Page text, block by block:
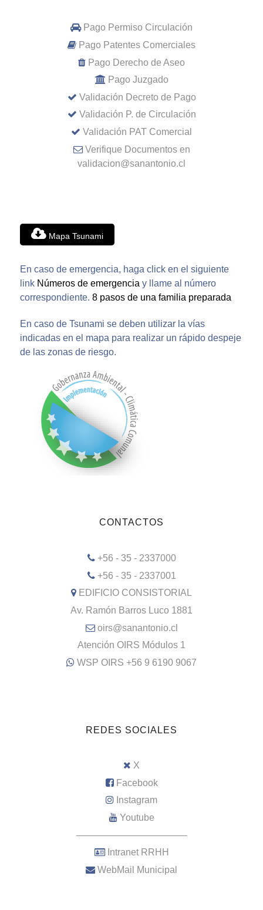
Pago Permiso Circulación
Pago Patentes Comerciales
Pago Derecho de Aseo
Pago Juzgado
Validación Decreto de Pago
Validación P. de Circulación
Validación PAT Comercial
Verifique Documentos en
validacion@sanantonio.cl
Mapa Tsunami
En caso de emergencia, haga click en el siguiente
link Números de emergencia y llame al número
correspondiente. 8 pasos de una familia preparada
En caso de Tsunami se deben utilizar la vías
indicadas en el mapa para realizar un rápido despeje
de las zonas de riesgo.
CONTACTOS
+56 - 35 - 2337000
+56 - 35 - 2337001
EDIFICIO CONSISTORIAL
Av. Ramón Barros Luco 1881
oirs@sanantonio.cl
Atención OIRS Módulos 1
WSP OIRS +56 9 6190 9067
REDES SOCIALES
X
Facebook
Instagram
Youtube
–––––––––––––––––––––
Intranet RRHH
WebMail Municipal